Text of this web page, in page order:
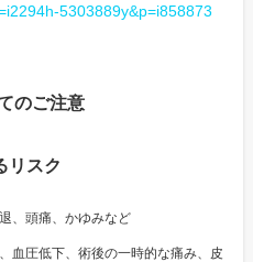
5303889y&p=i858873
のご注意
リスク
、頭痛、かゆみなど
血圧低下、術後の一時的な痛み、皮